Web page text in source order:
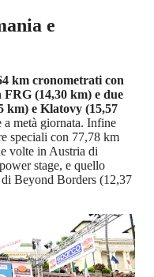
e
km cronometrati con
(14,30 km) e due
km) e Klatovy (15,57
a metà giornata. Infine
speciali con 77,78 km
volte in Austria di
stage, e quello
di Beyond Borders (12,37